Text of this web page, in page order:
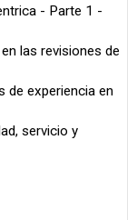
- Parte 1 -
las revisiones de
de experiencia en
servicio y